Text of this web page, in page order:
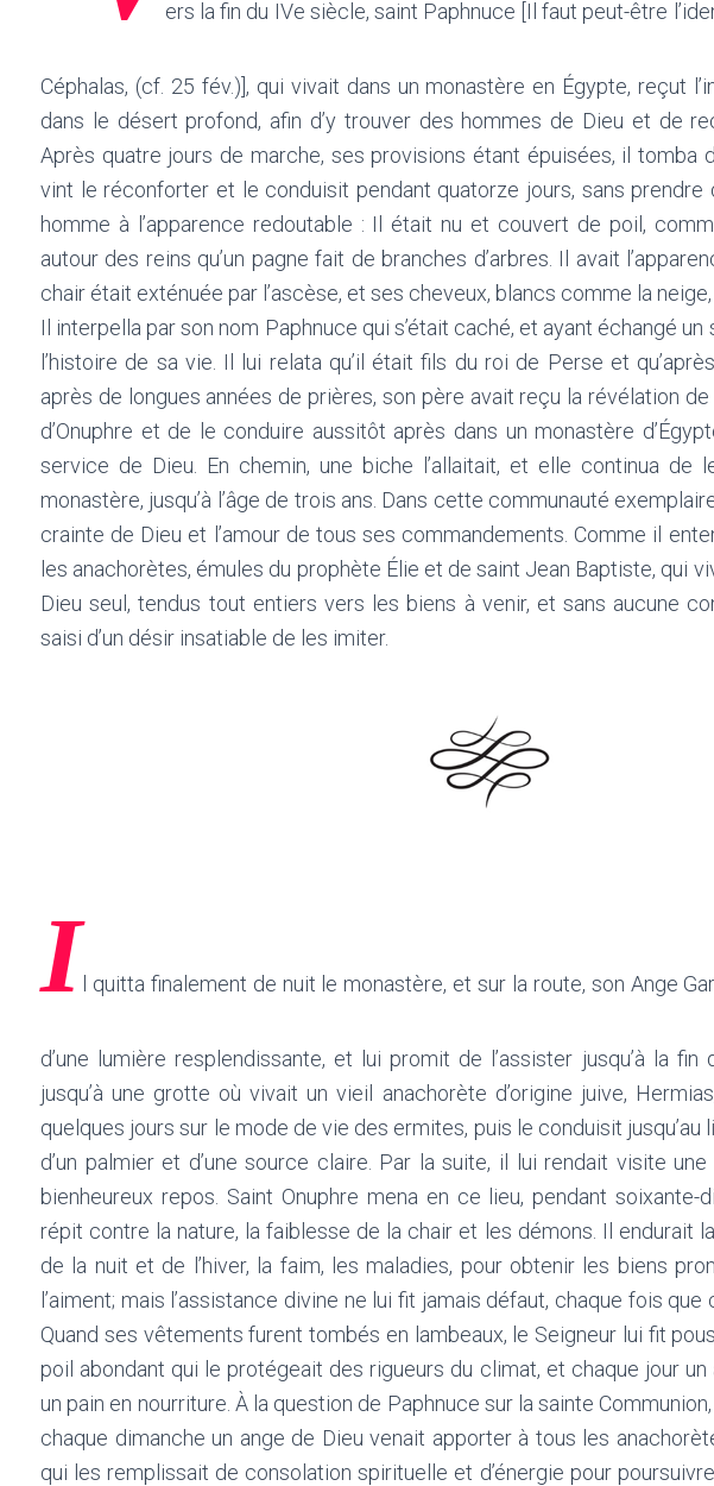
ers la fin du IVe siècle, saint Paphnuce [Il faut peut-être
Céphalas, (cf. 25 fév.)], qui vivait dans un monastère en Égypte, reçut
dans le désert profond, afin d’y trouver des hommes de Dieu et de
Après quatre jours de marche, ses provisions étant épuisées, il tomba
vint le réconforter et le conduisit pendant quatorze jours, sans prendre
homme à l’apparence redoutable : Il était nu et couvert de poil,
autour des reins qu’un pagne fait de branches d’arbres. Il avait
chair était exténuée par l’ascèse, et ses cheveux, blancs comme la neige,
Il interpella par son nom Paphnuce qui s’était caché, et ayant échangé un
l’histoire de sa vie. Il lui relata qu’il était fils du roi de Perse et
après de longues années de prières, son père avait reçu la révélation
d’Onuphre et de le conduire aussitôt après dans un monastère
service de Dieu. En chemin, une biche l’allaitait, et elle continua de
monastère, jusqu’à l’âge de trois ans. Dans cette communauté
crainte de Dieu et l’amour de tous ses commandements. Comme il
les anachorètes, émules du prophète Élie et de saint Jean Baptiste, qui
Dieu seul, tendus tout entiers vers les biens à venir, et sans aucune
saisi d’un désir insatiable de les imiter.
Il quitta finalement de nuit le monastère, et sur la route, son Ange
d’une lumière resplendissante, et lui promit de l’assister jusqu’à la
jusqu’à une grotte où vivait un vieil anachorète d’origine juive,
quelques jours sur le mode de vie des ermites, puis le conduisit jusqu’au
d’un palmier et d’une source claire. Par la suite, il lui rendait visite une
bienheureux repos. Saint Onuphre mena en ce lieu, pendant soixante-
répit contre la nature, la faiblesse de la chair et les démons. Il endurait
de la nuit et de l’hiver, la faim, les maladies, pour obtenir les biens
l’aiment; mais l’assistance divine ne lui fit jamais défaut, chaque fois
Quand ses vêtements furent tombés en lambeaux, le Seigneur lui fit
poil abondant qui le protégeait des rigueurs du climat, et chaque jour
un pain en nourriture. À la question de Paphnuce sur la sainte
chaque dimanche un ange de Dieu venait apporter à tous les
qui les remplissait de consolation spirituelle et d’énergie pour